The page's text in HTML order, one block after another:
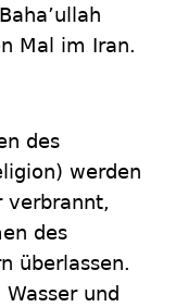
Mal im Iran.
des
werden
verbrannt,
des
überlassen.
und